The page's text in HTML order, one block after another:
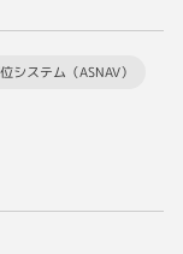
システム（ASNAV）